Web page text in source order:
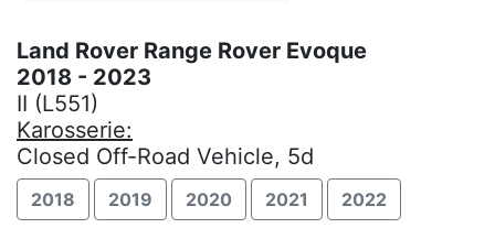
Land Rover Range Rover Evoque
2018 - 2023
II (L551)
Karosserie:
Closed Off-Road Vehicle, 5d
2018 2019 2020 2021 2022